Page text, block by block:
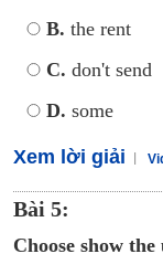
B. the rent
C. don't send
D. some
Xem lời giải
Bài 5:
Choose show